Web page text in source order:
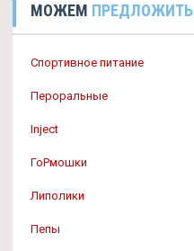
МОЖЕМ ПРЕДЛОЖИТЬ
Спортивное питание
Пероральные
Inject
ГоРмошки
Липолики
Пепы